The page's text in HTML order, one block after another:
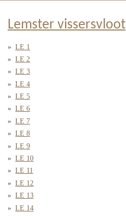
Lemster vissersvloot
LE 1
LE 2
LE 3
LE 4
LE 5
LE 6
LE 7
LE 8
LE 9
LE 10
LE 11
LE 12
LE 13
LE 14